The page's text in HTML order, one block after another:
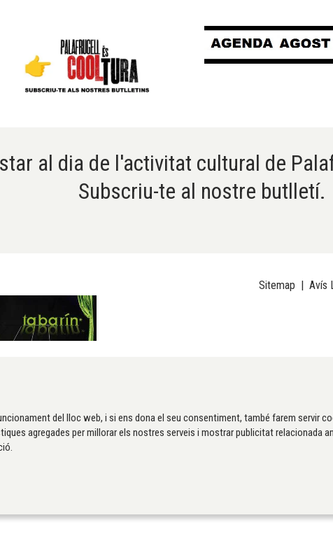
al dia de l'activitat cultural de
Subscriu-te al nostre butlletí.
Sitemap Avís
del lloc web, i si ens dona el seu consentiment, també farem servir
agregades per millorar els nostres serveis i mostrar publicitat relacionada